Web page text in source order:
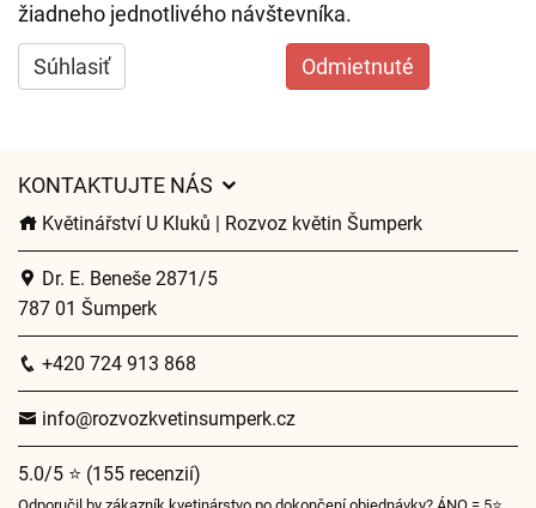
žiadneho jednotlivého návštevníka.
Súhlasiť Odmietnuté
KONTAKTUJTE NÁS
Květinářství U Kluků | Rozvoz květin Šumperk
Dr. E. Beneše 2871/5
787 01 Šumperk
+420 724 913 868
info@rozvozkvetinsumperk.cz
5.0/5 ⭐ (155 recenzií)